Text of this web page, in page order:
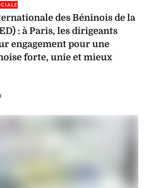
des Béninois de la
: à Paris, les dirigeants
engagement pour une
forte, unie et mieux